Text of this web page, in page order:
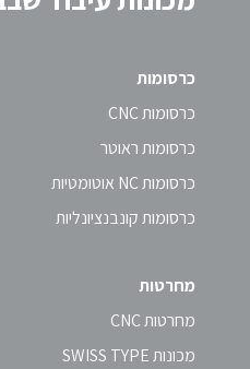
כרסומות
כרסומות CNC
כרסומות ראוטר
כרסומות NC אוטומטיות
כרסומות קונבנציונליות
מחרטות
מחרטות CNC
מכונות SWISS TYPE